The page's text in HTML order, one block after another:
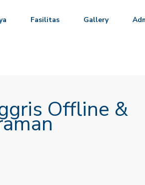
Fasilitas Gallery
Offline &